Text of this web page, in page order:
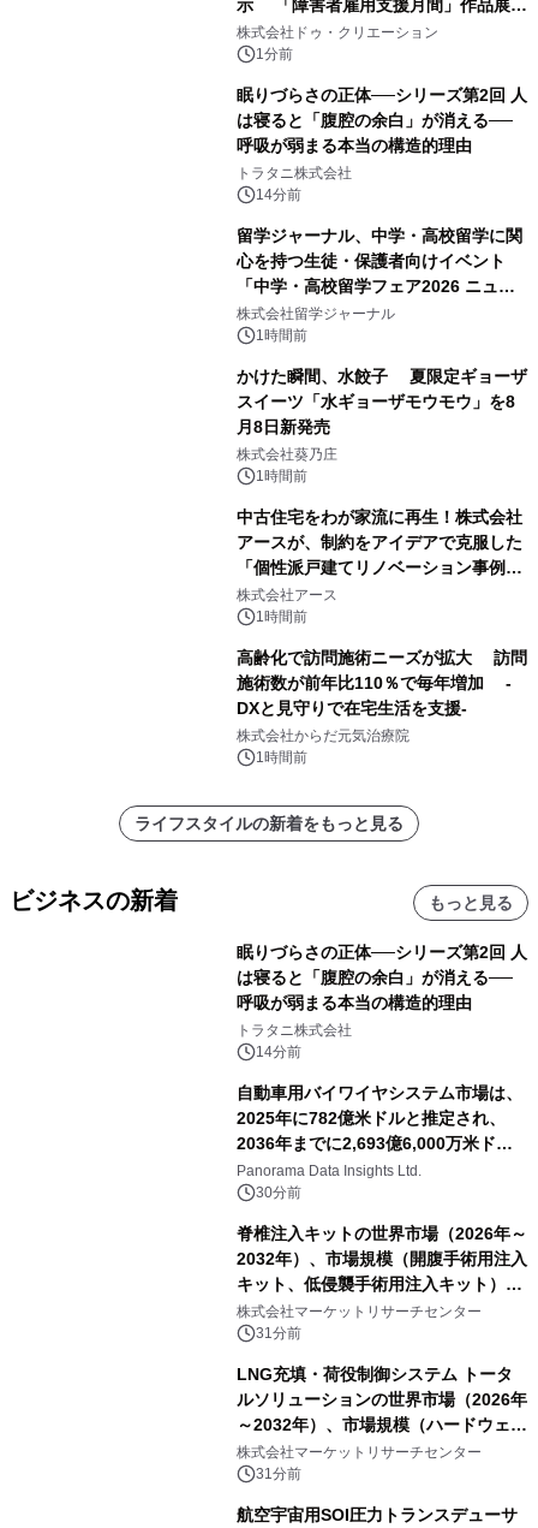
示 「障害者雇用支援月間」作品展示
会を 東京・愛知で開催
株式会社ドゥ・クリエーション
1分前
眠りづらさの正体──シリーズ第2回 人
は寝ると「腹腔の余白」が消える──
呼吸が弱まる本当の構造的理由
トラタニ株式会社
14分前
留学ジャーナル、中学・高校留学に関
心を持つ生徒・保護者向けイベント
「中学・高校留学フェア2026 ニュー
ジーランド＆オーストラリア」を
9/12(土)に開催
株式会社留学ジャーナル
1時間前
かけた瞬間、水餃子 夏限定ギョーザ
スイーツ「水ギョーザモウモウ」を8
月8日新発売
株式会社葵乃庄
1時間前
中古住宅をわが家流に再生！株式会社
アースが、制約をアイデアで克服した
「個性派戸建てリノベーション事例5
選」を公開
株式会社アース
1時間前
高齢化で訪問施術ニーズが拡大 訪問
施術数が前年比110％で毎年増加 -
DXと見守りで在宅生活を支援-
株式会社からだ元気治療院
1時間前
ライフスタイルの新着をもっと見る
ビジネスの新着 もっと見る
眠りづらさの正体──シリーズ第2回 人
は寝ると「腹腔の余白」が消える──
呼吸が弱まる本当の構造的理由
トラタニ株式会社
14分前
自動車用バイワイヤシステム市場は、
2025年に782億米ドルと推定され、
2036年までに2,693億6,000万米ドル
に達すると予測されており、予測期間
（2026年～2036年）
Panorama Data Insights Ltd.
30分前
脊椎注入キットの世界市場（2026年～
2032年）、市場規模（開腹手術用注入
キット、低侵襲手術用注入キット）・
分析レポートを発表
株式会社マーケットリサーチセンター
31分前
LNG充填・荷役制御システム トータ
ルソリューションの世界市場（2026年
～2032年）、市場規模（ハードウェ
ア、ソフトウェア、サービス）・分析
レポートを発表
株式会社マーケットリサーチセンター
31分前
航空宇宙用SOI圧力トランスデューサ